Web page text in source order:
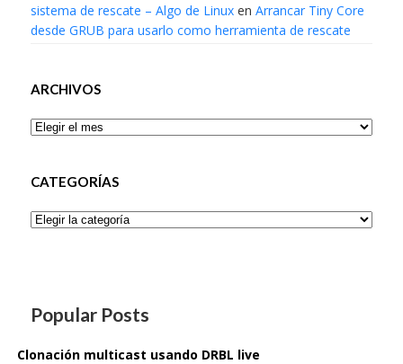
sistema de rescate – Algo de Linuxen Arrancar Tiny Core
desde GRUB para usarlo como herramienta de rescate
ARCHIVOS
Archivos
CATEGORÍAS
Categorías
Popular Posts
Clonación multicast usando DRBL live